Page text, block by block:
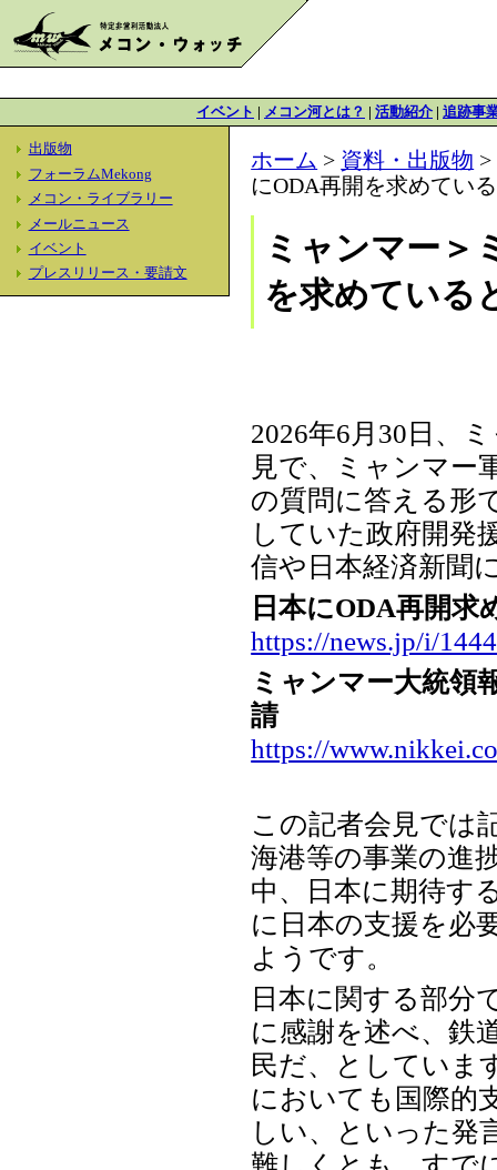
イベント | メコン河とは？ | 活動紹介 | 追跡事
出版物
フォーラムMekong
メコン・ライブラリー
メールニュース
イベント
プレスリリース・要請文
ホーム > 資料・出版物 >
にODA再開を求めてい
ミャンマー＞
を求めている
2026年6月30日、
見で、ミャンマー
の質問に答える形
していた政府開発
信や日本経済新聞
日本にODA再開求
https://news.jp/i/
ミャンマー大統領
請
https://
この記者会見では
海港等の事業の進
中、日本に期待す
に日本の支援を必
ようです。
日本に関する部分
に感謝を述べ、鉄
民だ、としていま
においても国際的
しい、といった発